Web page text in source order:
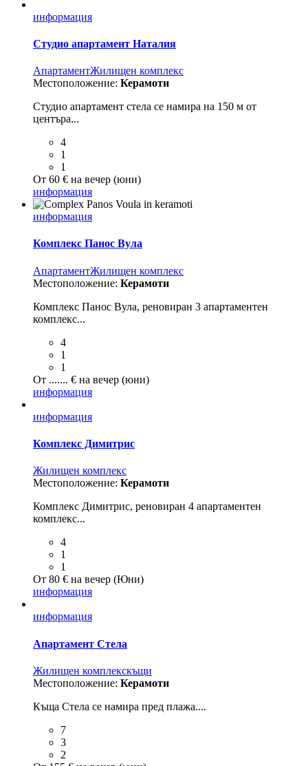
информация
Студио апартамент Наталия
AпартаментЖилищен комплекс
Местоположение: Керамоти
Студио апартамент стела се намира на 150 м от
центъра...
4
1
1
От 60 € на вечер (юни)
информация
информация
Комплекс Панос Вула
AпартаментЖилищен комплекс
Местоположение: Керамоти
Комплекс Панос Вула, реновиран 3 апартаментен
комплекс...
4
1
1
От ....... € на вечер (юни)
информация
информация
Комплекс Димитрис
Жилищен комплекс
Местоположение: Керамоти
Комплекс Димитрис, реновиран 4 апартаментен
комплекс...
4
1
1
От 80 € на вечер (Юни)
информация
информация
Апартамент Стела
Жилищен комплекскъщи
Местоположение: Керамоти
Къща Стела се намира пред плажа....
7
3
2